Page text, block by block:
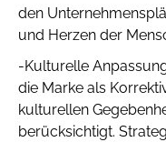
den
und Herzen der
-Kulturelle
die Marke als
kulturellen
berücksichtigt.